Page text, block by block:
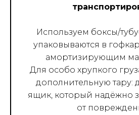
Используем боксы/
упаковываются в
амортизирующим
Для особо хрупкого
дополнительную тару:
ящик, который надёжно
от